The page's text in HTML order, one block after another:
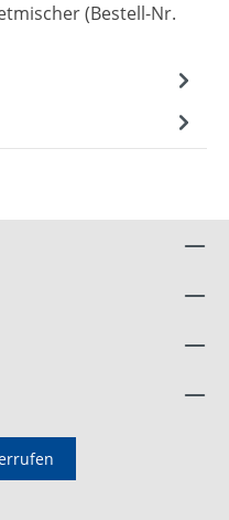
(Bestell-Nr.